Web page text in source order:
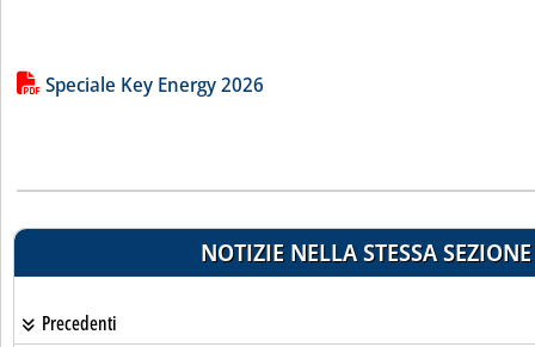
Lista allegati PDF alla notizia
Speciale Key Energy 2026
NOTIZIE NELLA STESSA SEZIONE
Precedenti